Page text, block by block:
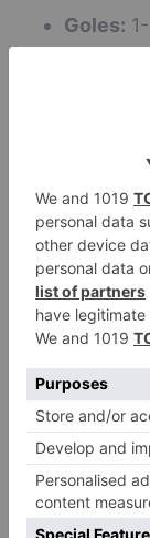
Goles:
Árbitro:
y León)
Isma
Pablo
Burgos
León)
(min. 18) por
Álamo (min.
Árbitro: